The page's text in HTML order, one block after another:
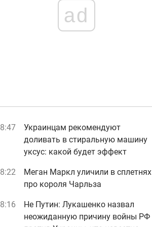
ad
Украинцам рекомендуют
доливать в стиральную машину
уксус: какой будет эффект
Меган Маркл уличили в сплетнях
про короля Чарльза
Не Путин: Лукашенко назвал
неожиданную причину войны РФ